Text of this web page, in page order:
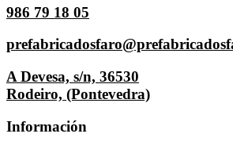
986 79 18 05
A Devesa, s/n, 36530
Rodeiro, (Pontevedra)
Información